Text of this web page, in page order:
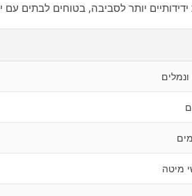
ידידותיים יותר לסביבה, בטוחים לבתים עם
מיטה